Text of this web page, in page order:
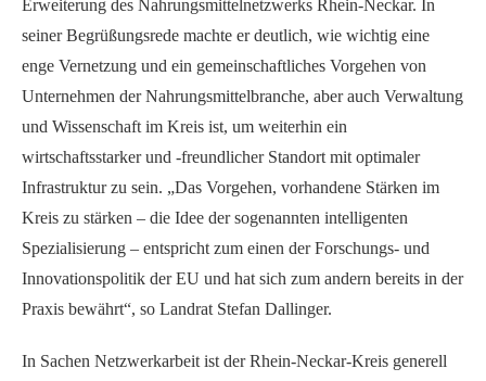
Erweiterung des Nahrungsmittelnetzwerks Rhein-Neckar. In
seiner Begrüßungsrede machte er deutlich, wie wichtig eine
enge Vernetzung und ein gemeinschaftliches Vorgehen von
Unternehmen der Nahrungsmittelbranche, aber auch Verwaltung
und Wissenschaft im Kreis ist, um weiterhin ein
wirtschaftsstarker und -freundlicher Standort mit optimaler
Infrastruktur zu sein. „Das Vorgehen, vorhandene Stärken im
Kreis zu stärken – die Idee der sogenannten intelligenten
Spezialisierung – entspricht zum einen der Forschungs- und
Innovationspolitik der EU und hat sich zum andern bereits in der
Praxis bewährt“, so Landrat Stefan Dallinger.
In Sachen Netzwerkarbeit ist der Rhein-Neckar-Kreis generell